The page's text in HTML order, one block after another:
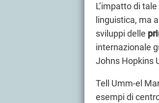
L’impatto di
linguistica, ma
sviluppi delle
internazionale
Johns Hopkins
Tell Umm-el
esempi di